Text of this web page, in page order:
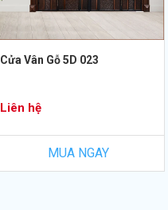
Cửa Vân Gỗ 5D 023
Liên hệ
MUA NGAY